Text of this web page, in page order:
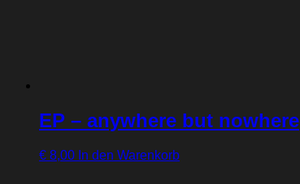
EP – anywhere but nowhere
€ 8,00 In den Warenkorb